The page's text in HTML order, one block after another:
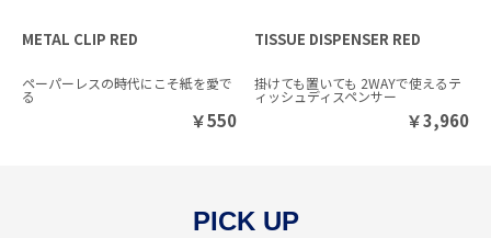
METAL CLIP RED
ペーパーレスの時代にこそ紙を愛で
る
￥550
TISSUE DISPENSER RED
掛けても置いても 2WAYで使えるテ
ィッシュディスペンサー
￥3,960
PICK UP